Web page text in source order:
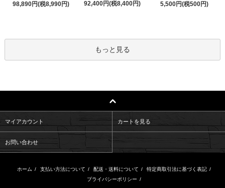
98,890円(税8,990円)
92,400円(税8,400円)
5,500円(税500円)
もっと見る
マイアカウント カートを見る
お問い合わせ
ホーム / 支払い方法について / 配送・送料について / 特定商取引法に基づく表記 /
プライバシーポリシー /